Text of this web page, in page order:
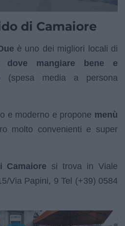
di Camaiore
è uno dei migliori locali di
dove mangiare bene e
(spesa media a persona
e moderno e propone menù
molto convenienti e super
Camaiore si trova in Viale
Via Papini, 9 Tel (+39) 0584